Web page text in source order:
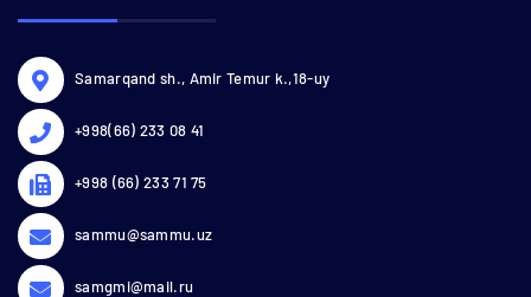
Samarqand sh., Amir Temur k.,18-uy
+998(66) 233 08 41
+998 (66) 233 71 75
sammu@sammu.uz
samgmi@mail.ru